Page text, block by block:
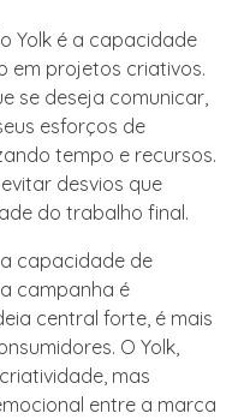
Yolk é a capacidade
em projetos criativos.
se deseja comunicar,
esforços de
tempo e recursos.
desvios que
do trabalho final.
capacidade de
campanha é
central forte, é mais
O Yolk,
mas
entre a marca